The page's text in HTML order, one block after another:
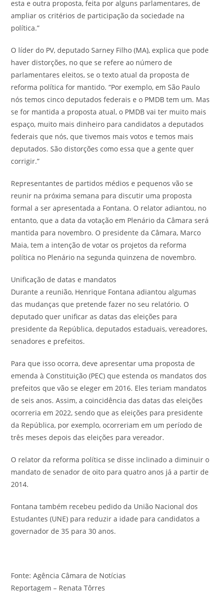
esta e outra proposta, feita por alguns parlamentares, de
ampliar os critérios de participação da sociedade na
política.”
O líder do PV, deputado Sarney Filho (MA), explica que pode
haver distorções, no que se refere ao número de
parlamentares eleitos, se o texto atual da proposta de
reforma política for mantido. “Por exemplo, em São Paulo
nós temos cinco deputados federais e o PMDB tem um. Mas
se for mantida a proposta atual, o PMDB vai ter muito mais
espaço, muito mais dinheiro para candidatos a deputados
federais que nós, que tivemos mais votos e temos mais
deputados. São distorções como essa que a gente quer
corrigir.”
Representantes de partidos médios e pequenos vão se
reunir na próxima semana para discutir uma proposta
formal a ser apresentada a Fontana. O relator adiantou, no
entanto, que a data da votação em Plenário da Câmara será
mantida para novembro. O presidente da Câmara, Marco
Maia, tem a intenção de votar os projetos da reforma
política no Plenário na segunda quinzena de novembro.
Unificação de datas e mandatos
Durante a reunião, Henrique Fontana adiantou algumas
das mudanças que pretende fazer no seu relatório. O
deputado quer unificar as datas das eleições para
presidente da República, deputados estaduais, vereadores,
senadores e prefeitos.
Para que isso ocorra, deve apresentar uma proposta de
emenda à Constituição (PEC) que estenda os mandatos dos
prefeitos que vão se eleger em 2016. Eles teriam mandatos
de seis anos. Assim, a coincidência das datas das eleições
ocorreria em 2022, sendo que as eleições para presidente
da República, por exemplo, ocorreriam em um período de
três meses depois das eleições para vereador.
O relator da reforma política se disse inclinado a diminuir o
mandato de senador de oito para quatro anos já a partir de
2014.
Fontana também recebeu pedido da União Nacional dos
Estudantes (UNE) para reduzir a idade para candidatos a
governador de 35 para 30 anos.
Fonte: Agência Câmara de Notícias
Reportagem – Renata Tôrres